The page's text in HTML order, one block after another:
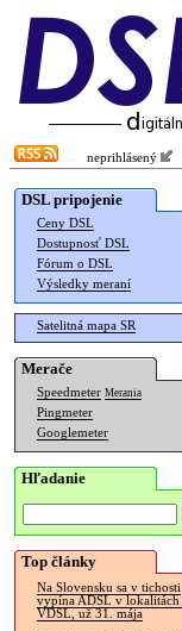
neprihlásený
DSL pripojenie
Ceny DSL
Dostupnosť DSL
Fórum o DSL
Výsledky meraní
Satelitná mapa SR
Merače
Speedmeter Merania
Pingmeter
Googlemeter
Hľadanie
Top články
Na Slovensku sa v tichosti
vypína ADSL v lokalitách
VDSL, už 31. mája